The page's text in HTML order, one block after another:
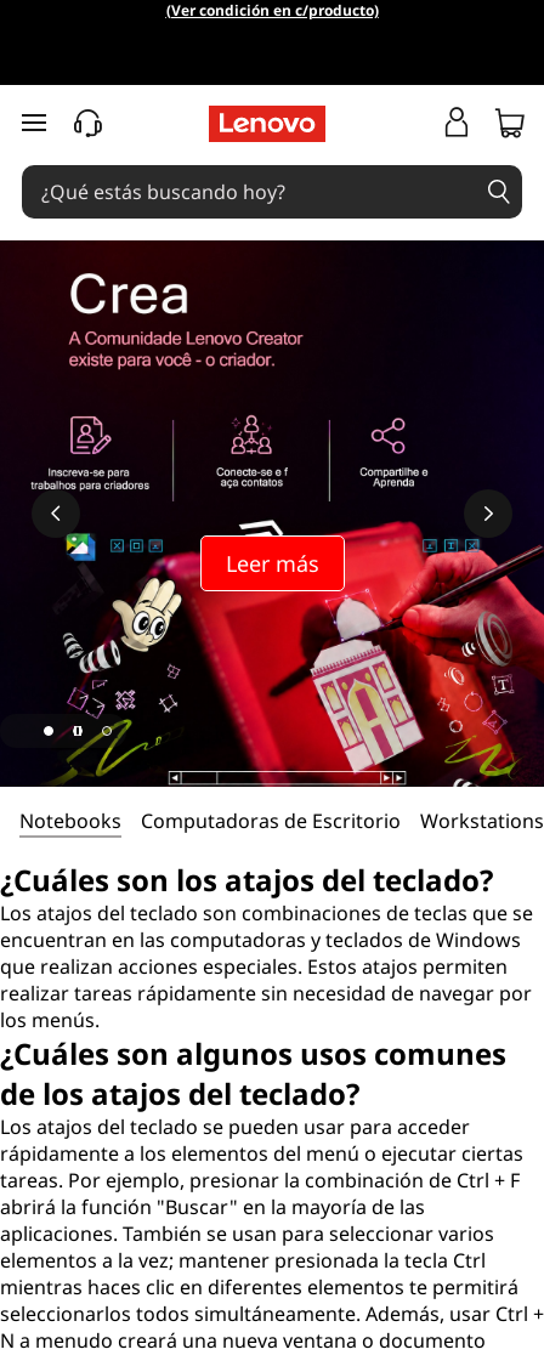
C
u
á
l
a
j
o
s
d
e
l
t
e
c
l
(Ver condición en c/producto)
Ir al contenido principal
Leer más
Notebooks Computadoras de Escritorio Workstations
¿Cuáles son los atajos del teclado?
Los atajos del teclado son combinaciones de teclas que se
encuentran en las computadoras y teclados de Windows
que realizan acciones especiales. Estos atajos permiten
realizar tareas rápidamente sin necesidad de navegar por
los menús.
¿Cuáles son algunos usos comunes
de los atajos del teclado?
Los atajos del teclado se pueden usar para acceder
rápidamente a los elementos del menú o ejecutar ciertas
tareas. Por ejemplo, presionar la combinación de Ctrl + F
abrirá la función "Buscar" en la mayoría de las
aplicaciones. También se usan para seleccionar varios
elementos a la vez; mantener presionada la tecla Ctrl
mientras haces clic en diferentes elementos te permitirá
seleccionarlos todos simultáneamente. Además, usar Ctrl +
N a menudo creará una nueva ventana o documento